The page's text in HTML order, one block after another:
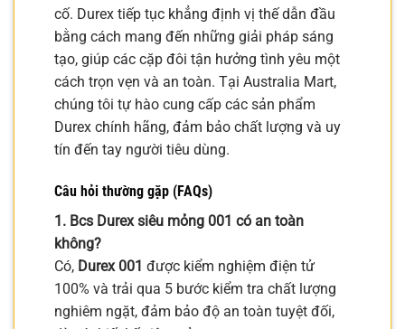
cố. Durex tiếp tục khẳng định vị thế dẫn đầu
bằng cách mang đến những giải pháp sáng
tạo, giúp các cặp đôi tận hưởng tình yêu một
cách trọn vẹn và an toàn. Tại Australia Mart,
chúng tôi tự hào cung cấp các sản phẩm
Durex chính hãng, đảm bảo chất lượng và uy
tín đến tay người tiêu dùng.
Câu hỏi thường gặp (FAQs)
1. Bcs Durex siêu mỏng 001 có an toàn
không?
Có, Durex 001 được kiểm nghiệm điện tử
100% và trải qua 5 bước kiểm tra chất lượng
nghiêm ngặt, đảm bảo độ an toàn tuyệt đối,